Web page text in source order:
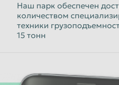
Наш парк обеспечен
количеством
техники
15 тонн